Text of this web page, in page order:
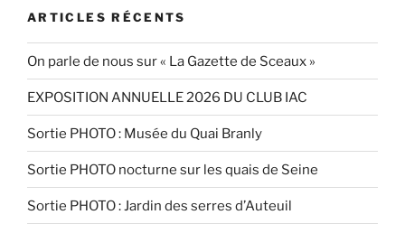
ARTICLES RÉCENTS
On parle de nous sur « La Gazette de Sceaux »
EXPOSITION ANNUELLE 2026 DU CLUB IAC
Sortie PHOTO : Musée du Quai Branly
Sortie PHOTO nocturne sur les quais de Seine
Sortie PHOTO : Jardin des serres d’Auteuil